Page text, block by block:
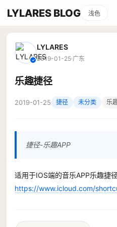
LYLARES BLOG 浅色
✓
LYLARES
2019-01-25·广东
乐趣捷径
2019-01-25 捷径 未分类 乐
捷径-乐趣APP
适用于IOS端的音乐APP乐趣捷
https://www.icloud.com/